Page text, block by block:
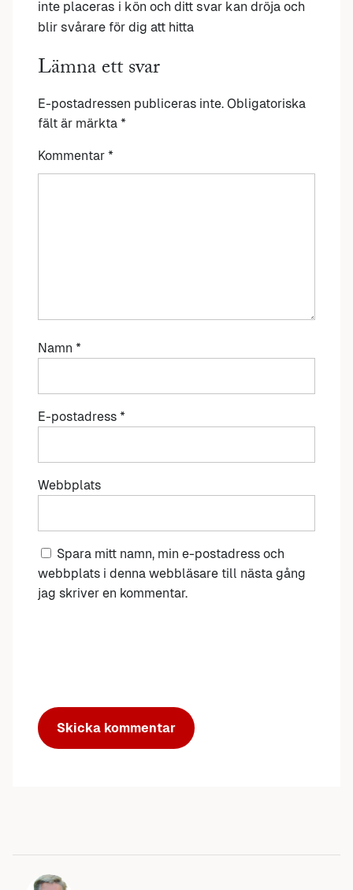
inte placeras i kön och ditt svar kan dröja och
blir svårare för dig att hitta
Lämna ett svar
E-postadressen publiceras inte. Obligatoriska
fält är märkta *
Kommentar *
Namn *
E-postadress *
Webbplats
Spara mitt namn, min e-postadress och
webbplats i denna webbläsare till nästa gång
jag skriver en kommentar.